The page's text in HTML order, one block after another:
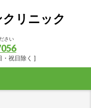
リニック
さい
・祝日除く ]